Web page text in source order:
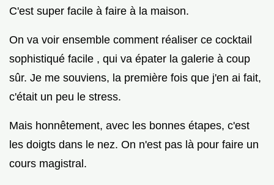
C'est super facile à faire à la maison.
On va voir ensemble comment réaliser ce cocktail
sophistiqué facile , qui va épater la galerie à coup
sûr. Je me souviens, la première fois que j'en ai fait,
c'était un peu le stress.
Mais honnêtement, avec les bonnes étapes, c'est
les doigts dans le nez. On n'est pas là pour faire un
cours magistral.